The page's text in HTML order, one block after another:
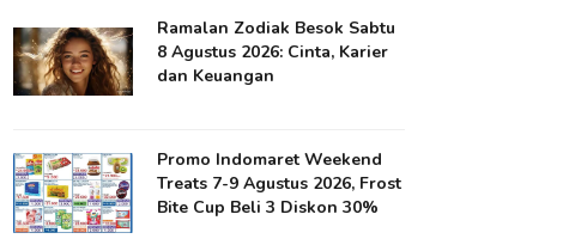
Ramalan Zodiak Besok Sabtu
8 Agustus 2026: Cinta, Karier
dan Keuangan
Promo Indomaret Weekend
Treats 7-9 Agustus 2026, Frost
Bite Cup Beli 3 Diskon 30%